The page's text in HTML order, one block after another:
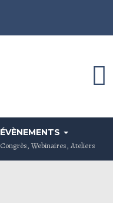
ÉVÈNEMENTS
Congrès, Webinaires, Ateliers